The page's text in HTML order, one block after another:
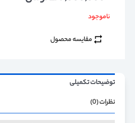
ناموجود
مقایسه محصول
توضیحات تکمیلی
نظرات (0)